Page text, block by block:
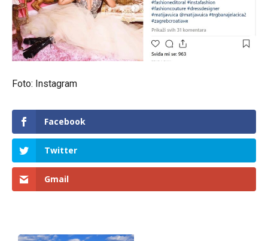
Foto: Instagram
Facebook
Twitter
Gmail